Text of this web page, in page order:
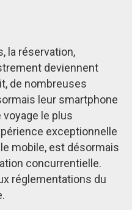
la réservation,
deviennent
de nombreuses
leur smartphone
le plus
exceptionnelle
mobile, est désormais
concurrentielle.
réglementations du